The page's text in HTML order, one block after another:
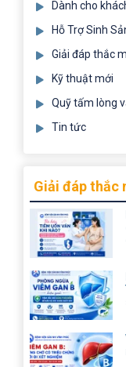
Dành cho
Hỗ Trợ Sinh
Giải đáp thắc
Kỹ thuật mới
Quỹ tấm lòng
Tin tức
Giải đáp thắc